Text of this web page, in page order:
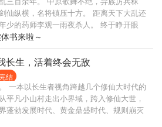
仙纵横，名将镇压十方。 距离天下大乱还
少的药师李观一雨夜杀人。 终于睁开眼
人间乱世。 马蹄之下累累白骨，名将，美
神兵，百姓，法相。 古来唯见白骨黄沙
铁蹄踏碎；佛陀，长枪扫平！ 贫道李观
天下赴死！
书来啦～
长生，活着终会无敌
结
一本以长生者视角跨越几个修仙大时代的
平凡小山村走出小界域，跨入修仙大世，
蓬勃发展时代、黄金鼎盛时代、规则崩灭